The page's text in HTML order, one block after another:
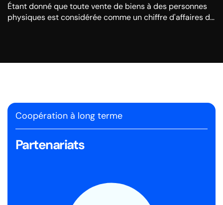
Étant donné que toute vente de biens à des personnes
physiques est considérée comme un chiffre d'affaires de
Coopération à long terme
Partenariats